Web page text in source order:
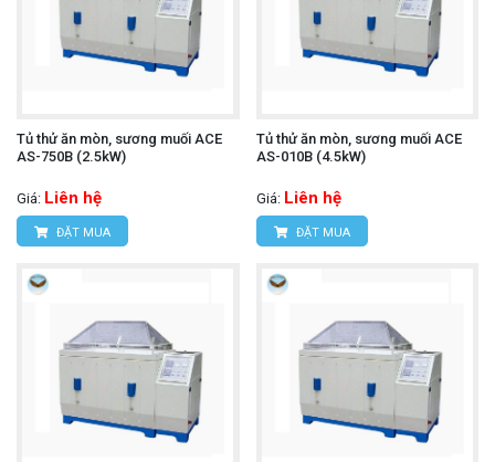
Tủ thử ăn mòn, sương muối ACE
AS-750B (2.5kW)
Giá: Liên hệ
ĐẶT MUA
Tủ thử ăn mòn, sương muối ACE
AS-010B (4.5kW)
Giá: Liên hệ
ĐẶT MUA